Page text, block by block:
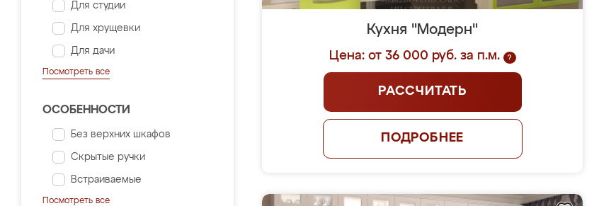
Для студии
Для хрущевки
Для дачи
Посмотреть все
ОСОБЕННОСТИ
Без верхних шкафов
Скрытые ручки
Встраиваемые
Посмотреть все
Кухня "Модерн"
Цена: от 36 000 руб. за п.м. ?
РАССЧИТАТЬ
ПОДРОБНЕЕ